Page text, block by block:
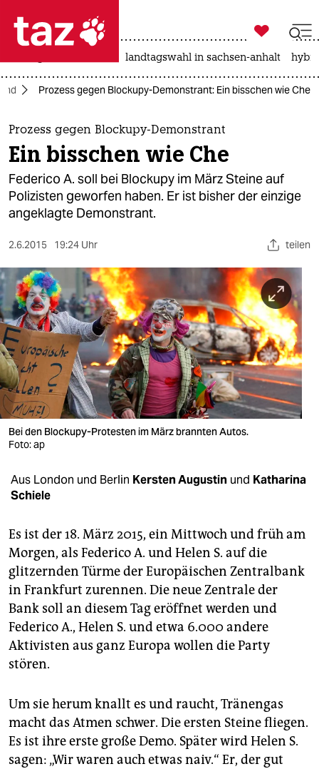
 taz zahl ich
taz zahl ich
themen
politik
öko
gesellschaft
sport
berlin
nord
wahrheit
verlag
verlag
veranstaltungen
shop
fragen & hilfe
unterstützen
abo
genossenschaft
epaper login

taz zahl ich
landtagswahl in sachsen-anhalt
Prozess gegen Blockupy-Demonstrant: Ein bisschen wie Che
Prozess gegen Blockupy-Demonstrant
Ein bisschen wie Che
Federico A. soll bei Blockupy im März Steine auf
Polizisten geworfen haben. Er ist bisher der einzige
angeklagte Demonstrant.
2.6.2015 19:24 Uhr teilen
Bei den Blockupy-Protesten im März brannten Autos.
Foto: ap
Aus London und Berlin Kersten Augustin und Katharina
Schiele
Es ist der 18. März 2015, ein Mittwoch und früh am
Morgen, als Federico A. und Helen S. auf die
glitzernden Türme der Europäischen Zentralbank
in Frankfurt zurennen. Die neue Zentrale der
Bank soll an diesem Tag eröffnet werden und
Federico A., Helen S. und etwa 6.000 andere
Aktivisten aus ganz Europa wollen die Party
stören.
Um sie herum knallt es und raucht, Tränengas
macht das Atmen schwer. Die ersten Steine fliegen.
Es ist ihre erste große Demo. Später wird Helen S.
sagen: „Wir waren auch etwas naiv.“ Er, der gut